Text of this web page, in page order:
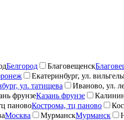
Белгород Благовещенск
Екатеринбург, ул.
ул. татищева Иваново, ул.
фрунзеКазань фрунзе
пановоКострома, тц паново
Москва МурманскМурманск